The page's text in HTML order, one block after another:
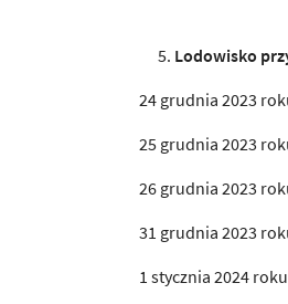
Lodowisko
24 grudnia 2023
25 grudnia 2023
26 grudnia 2023
31 grudnia 2023
1 stycznia 2024